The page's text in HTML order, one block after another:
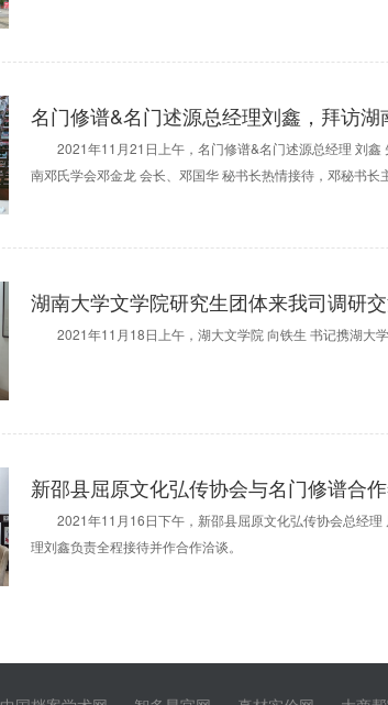
名门修谱&名门述源总经理刘鑫，拜访湖
2021年11月21日上午，名门修谱&名门述源总经理 刘鑫
南邓氏学会邓金龙 会长、邓国华 秘书长热情接待，邓秘书长
湖南大学文学院研究生团体来我司调研
2021年11月18日上午，湖大文学院 向铁生 书记携湖大学
新邵县屈原文化弘传协会与名门修谱合
2021年11月16日下午，新邵县屈原文化弘传协会总经理
理刘鑫负责全程接待并作合作洽谈。